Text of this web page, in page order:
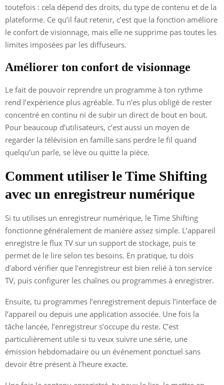
toutefois : cela dépend des droits, du type de contenu et de la
plateforme. Ce qu’il faut retenir, c’est que la fonction améliore
le confort de visionnage, mais elle ne supprime pas toutes les
limites imposées par les diffuseurs.
Améliorer ton confort de visionnage
Le fait de pouvoir reprendre un programme à ton rythme
rend l’expérience plus agréable. Tu n’es plus obligé de rester
concentré en continu ni de subir un direct de bout en bout.
Pour beaucoup d’utilisateurs, c’est aussi un moyen de
regarder la télévision en famille sans perdre le fil quand
quelqu’un parle, se lève ou quitte la pièce.
Comment utiliser le Time Shifting
avec un enregistreur numérique
Si tu utilises un enregistreur numérique, le Time Shifting
fonctionne généralement de manière assez simple. L’appareil
enregistre le flux TV sur un support de stockage, puis te
permet de le lire selon tes besoins. En pratique, tu dois
d’abord vérifier que l’enregistreur est bien relié à ton service
TV, puis configurer les chaînes ou programmes à enregistrer.
Ensuite, tu programmes l’enregistrement depuis l’interface de
l’appareil ou depuis une application associée. Une fois la
tâche lancée, l’enregistreur s’occupe du reste. C’est
particulièrement utile si tu veux suivre une série, une
émission hebdomadaire ou un événement ponctuel sans
devoir être présent à l’heure exacte.